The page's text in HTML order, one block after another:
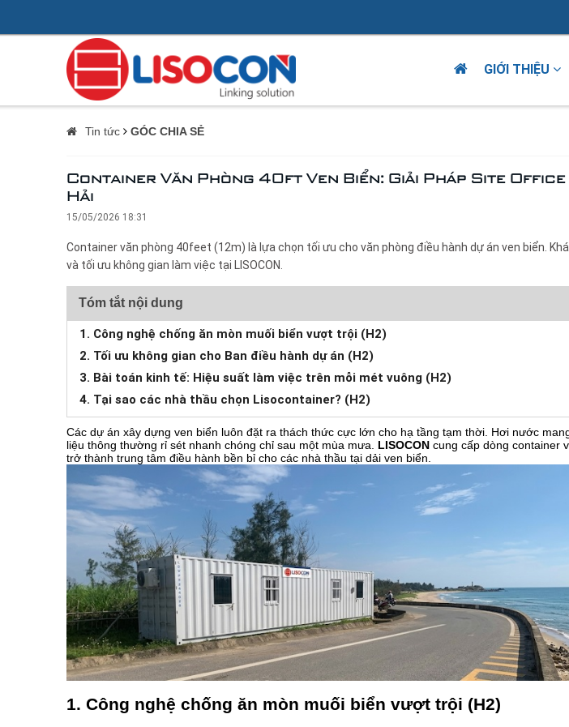
GIỚI THIỆU
Tin tức GÓC CHIA SẺ
Container Văn Phòng 40ft Ven Biển: Giải Pháp Site Office
Hải
15/05/2026 18:31
Container văn phòng 40feet (12m) là lựa chọn tối ưu cho văn phòng điều hành dự án ven biển.
và tối ưu không gian làm việc tại LISOCON.
Tóm tắt nội dung
1. Công nghệ chống ăn mòn muối biển vượt trội (H2)
2. Tối ưu không gian cho Ban điều hành dự án (H2)
3. Bài toán kinh tế: Hiệu suất làm việc trên mỗi mét vuông (H2)
4. Tại sao các nhà thầu chọn Lisocontainer? (H2)
Các dự án xây dựng ven biển luôn đặt ra thách thức cực lớn cho hạ tầng tạm thời. Hơi nước
liệu thông thường rỉ sét nhanh chóng chỉ sau một mùa mưa. LISOCON cung cấp dòng container
trở thành trung tâm điều hành bền bỉ cho các nhà thầu tại dải ven biển.
1. Công nghệ chống ăn mòn muối biển vượt trội (H2)